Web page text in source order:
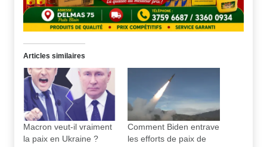
Articles similaires
Macron veut-il vraiment
la paix en Ukraine ?
Comment Biden entrave
les efforts de paix de